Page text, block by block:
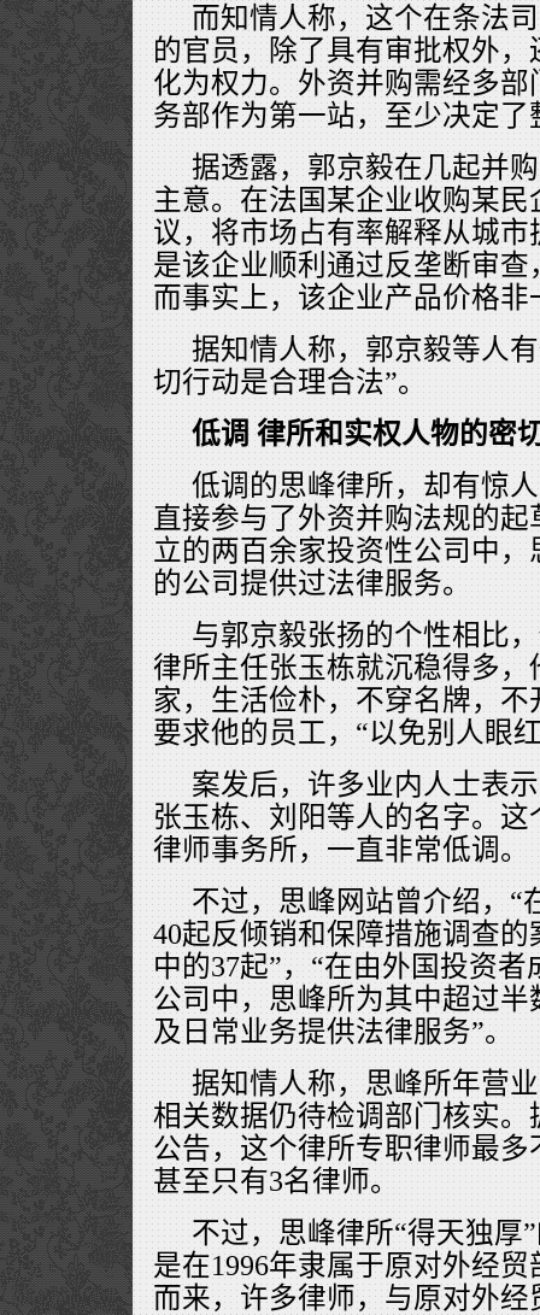
而知情人称，这个在条法
的官员，除了具有审批权外
化为权力。外资并购需经多
务部作为第一站，至少决定
据透露，郭京毅在几起并
主意。在法国某企业收购某
议，将市场占有率解释从城市
是该企业顺利通过反垄断审
而事实上，该企业产品价格
据知情人称，郭京毅等人
切行动是合理合法”。
低调 律所和实权人物的密
低调的思峰律所，却有惊
直接参与了外资并购法规的
立的两百余家投资性公司中
的公司提供过法律服务。
与郭京毅张扬的个性相比
律所主任张玉栋就沉稳得多
家，生活俭朴，不穿名牌，
要求他的员工，“以免别人眼
案发后，许多业内人士表
张玉栋、刘阳等人的名字。
律师事务所，一直非常低调。
不过，思峰网站曾介绍，“
40起反倾销和保障措施调查
中的37起”，“在由外国投资
公司中，思峰所为其中超过
及日常业务提供法律服务”。
据知情人称，思峰所年营
相关数据仍待检调部门核实
公告，这个律所专职律师最
甚至只有3名律师。
不过，思峰律所“得天独厚
是在1996年隶属于原对外经
而来，许多律师，与原对外